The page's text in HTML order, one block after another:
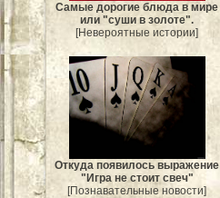
Самые дорогие блюда в мире
или "суши в золоте".
[Невероятные истории]
Откуда появилось выражение
"Игра не стоит свеч"
[Познавательные новости]